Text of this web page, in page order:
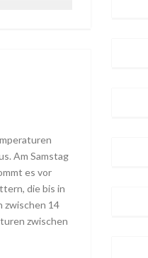
Am Samstag
es vor
die bis in
zwischen 14
zwischen